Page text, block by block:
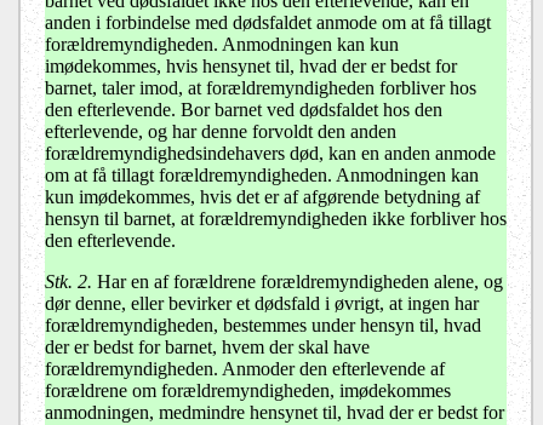
anden i forbindelse med dødsfaldet anmode om at få tillagt
forældremyndigheden. Anmodningen kan kun
imødekommes, hvis hensynet til, hvad der er bedst for
barnet, taler imod, at forældremyndigheden forbliver hos
den efterlevende. Bor barnet ved dødsfaldet hos den
efterlevende, og har denne forvoldt den anden
forældremyndighedsindehavers død, kan en anden anmode
om at få tillagt forældremyndigheden. Anmodningen kan
kun imødekommes, hvis det er af afgørende betydning af
hensyn til barnet, at forældremyndigheden ikke forbliver hos
den efterlevende.
Stk. 2. Har en af forældrene forældremyndigheden alene, og
dør denne, eller bevirker et dødsfald i øvrigt, at ingen har
forældremyndigheden, bestemmes under hensyn til, hvad
der er bedst for barnet, hvem der skal have
forældremyndigheden. Anmoder den efterlevende af
forældrene om forældremyndigheden, imødekommes
anmodningen, medmindre hensynet til, hvad der er bedst for